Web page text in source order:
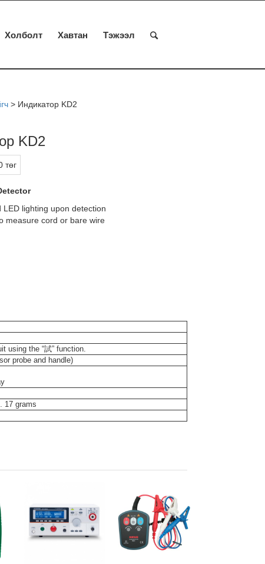
Холболт Хавтан Тэжээл
> Индикатор KD2
KD2
төг
LED lighting upon detection
measure cord or bare wire
using the “試” function.
probe and handle)
17 grams